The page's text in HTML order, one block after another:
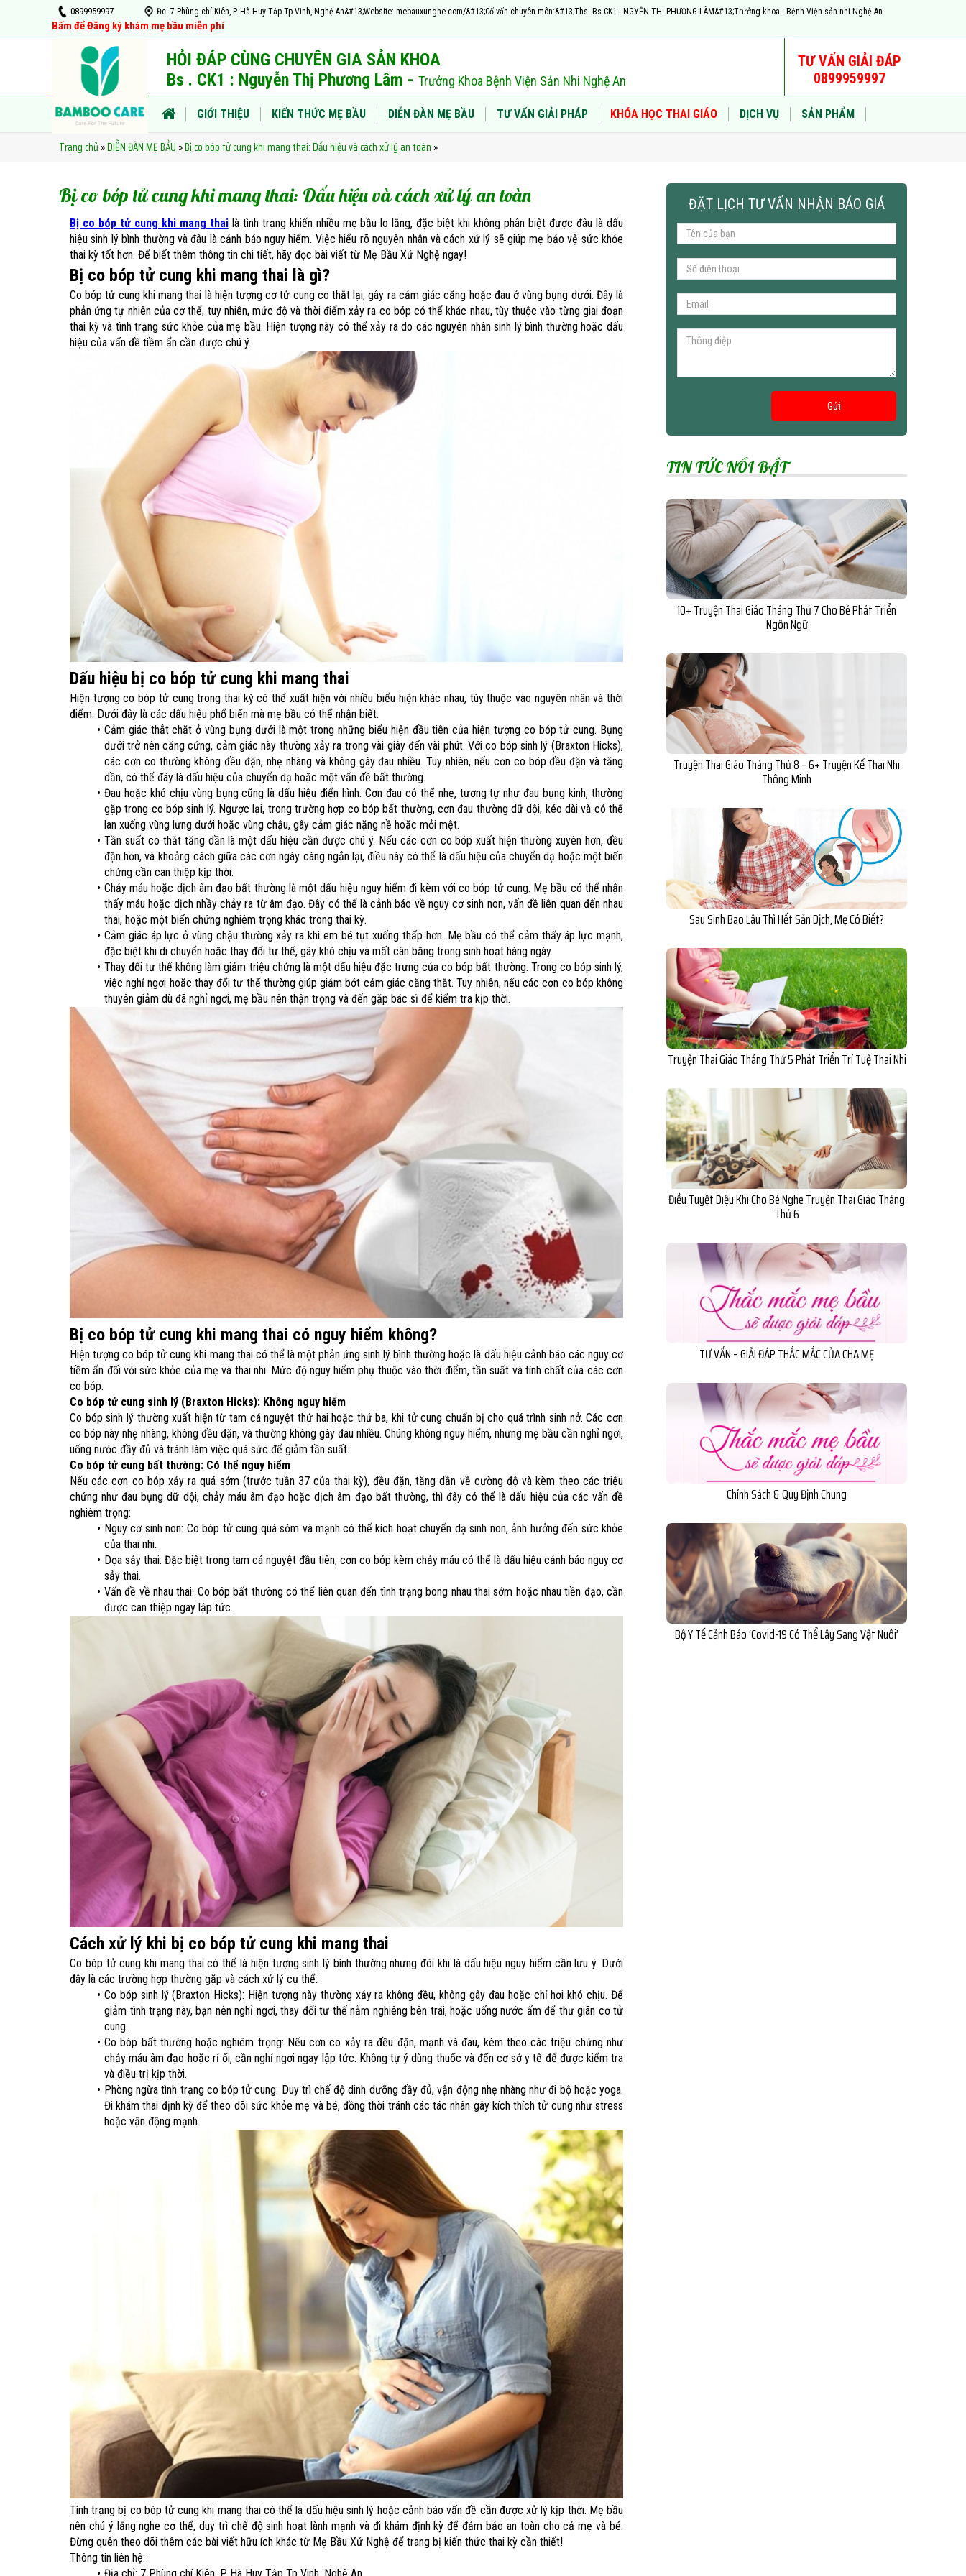
0899959997 Đc: 7 Phùng chí Kiên, P. Hà Huy Tập Tp Vinh, Nghệ An&#13;Website: mebauxunghe.com/&#13;Cố vấn chuyên môn:&#13;Ths. Bs CK1 : NGYỄN THỊ PHƯƠNG LÂM&#13;Trưởng khoa - Bệnh Viện sản nhi Nghệ An
Bấm để Đăng ký khám mẹ bầu miễn phí
HỎI ĐÁP CÙNG CHUYÊN GIA SẢN KHOA
Bs . CK1 : Nguyễn Thị Phương Lâm - Trưởng Khoa Bệnh Viện Sản Nhi Nghệ An
TƯ VẤN GIẢI ĐÁP
0899959997
GIỚI THIỆU KIẾN THỨC MẸ BẦU DIỄN ĐÀN MẸ BẦU TƯ VẤN GIẢI PHÁP KHÓA HỌC THAI GIÁO DỊCH VỤ SẢN PHẨM
Trang chủ »DIỄN ĐÀN MẸ BẦU »Bị co bóp tử cung khi mang thai​: Dấu hiệu và cách xử lý an toàn »
Bị co bóp tử cung khi mang thai​: Dấu hiệu và cách xử lý an toàn
Bị co bóp tử cung khi mang thailà tình trạng khiến nhiều mẹ bầu lo lắng, đặc biệt khi không phân biệt được đâu là dấu
hiệu sinh lý bình thường và đâu là cảnh báo nguy hiểm. Việc hiểu rõ nguyên nhân và cách xử lý sẽ giúp mẹ bảo vệ sức khỏe
thai kỳ tốt hơn. Để biết thêm thông tin chi tiết, hãy đọc bài viết từ Mẹ Bầu Xứ Nghệ ngay!
Bị co bóp tử cung khi mang thai​ là gì?
Co bóp tử cung khi mang thai là hiện tượng cơ tử cung co thắt lại, gây ra cảm giác căng hoặc đau ở vùng bụng dưới. Đây là
phản ứng tự nhiên của cơ thể, tuy nhiên, mức độ và thời điểm xảy ra co bóp có thể khác nhau, tùy thuộc vào từng giai đoạn
thai kỳ và tình trạng sức khỏe của mẹ bầu. Hiện tượng này có thể xảy ra do các nguyên nhân sinh lý bình thường hoặc dấu
hiệu của vấn đề tiềm ẩn cần được chú ý.
Dấu hiệu bị co bóp tử cung khi mang thai​
Hiện tượng co bóp tử cung trong thai kỳ có thể xuất hiện với nhiều biểu hiện khác nhau, tùy thuộc vào nguyên nhân và thời
điểm. Dưới đây là các dấu hiệu phổ biến mà mẹ bầu có thể nhận biết.
Cảm giác thắt chặt ở vùng bụng dưới là một trong những biểu hiện đầu tiên của hiện tượng co bóp tử cung. Bụng
dưới trở nên căng cứng, cảm giác này thường xảy ra trong vài giây đến vài phút. Với co bóp sinh lý (Braxton Hicks),
các cơn co thường không đều đặn, nhẹ nhàng và không gây đau nhiều. Tuy nhiên, nếu cơn co bóp đều đặn và tăng
dần, có thể đây là dấu hiệu của chuyển dạ hoặc một vấn đề bất thường.
Đau hoặc khó chịu vùng bụng cũng là dấu hiệu điển hình. Cơn đau có thể nhẹ, tương tự như đau bụng kinh, thường
gặp trong co bóp sinh lý. Ngược lại, trong trường hợp co bóp bất thường, cơn đau thường dữ dội, kéo dài và có thể
lan xuống vùng lưng dưới hoặc vùng chậu, gây cảm giác nặng nề hoặc mỏi mệt.
Tần suất co thắt tăng dần là một dấu hiệu cần được chú ý. Nếu các cơn co bóp xuất hiện thường xuyên hơn, đều
đặn hơn, và khoảng cách giữa các cơn ngày càng ngắn lại, điều này có thể là dấu hiệu của chuyển dạ hoặc một biến
chứng cần can thiệp kịp thời.
Chảy máu hoặc dịch âm đạo bất thường là một dấu hiệu nguy hiểm đi kèm với co bóp tử cung. Mẹ bầu có thể nhận
thấy máu hoặc dịch nhầy chảy ra từ âm đạo. Đây có thể là cảnh báo về nguy cơ sinh non, vấn đề liên quan đến nhau
thai, hoặc một biến chứng nghiêm trọng khác trong thai kỳ.
Cảm giác áp lực ở vùng chậu thường xảy ra khi em bé tụt xuống thấp hơn. Mẹ bầu có thể cảm thấy áp lực mạnh,
đặc biệt khi di chuyển hoặc thay đổi tư thế, gây khó chịu và mất cân bằng trong sinh hoạt hàng ngày.
Thay đổi tư thế không làm giảm triệu chứng là một dấu hiệu đặc trưng của co bóp bất thường. Trong co bóp sinh lý,
việc nghỉ ngơi hoặc thay đổi tư thế thường giúp giảm bớt cảm giác căng thắt. Tuy nhiên, nếu các cơn co bóp không
thuyên giảm dù đã nghỉ ngơi, mẹ bầu nên thận trọng và đến gặp bác sĩ để kiểm tra kịp thời.
Bị co bóp tử cung khi mang thai​ có nguy hiểm không?
Hiện tượng co bóp tử cung khi mang thai có thể là một phản ứng sinh lý bình thường hoặc là dấu hiệu cảnh báo các nguy cơ
tiềm ẩn đối với sức khỏe của mẹ và thai nhi. Mức độ nguy hiểm phụ thuộc vào thời điểm, tần suất và tính chất của các cơn
co bóp.
Co bóp tử cung sinh lý (Braxton Hicks): Không nguy hiểm
Co bóp sinh lý thường xuất hiện từ tam cá nguyệt thứ hai hoặc thứ ba, khi tử cung chuẩn bị cho quá trình sinh nở. Các cơn
co bóp này nhẹ nhàng, không đều đặn, và thường không gây đau nhiều. Chúng không nguy hiểm, nhưng mẹ bầu cần nghỉ ngơi,
uống nước đầy đủ và tránh làm việc quá sức để giảm tần suất.
Co bóp tử cung bất thường: Có thể nguy hiểm
Nếu các cơn co bóp xảy ra quá sớm (trước tuần 37 của thai kỳ), đều đặn, tăng dần về cường độ và kèm theo các triệu
chứng như đau bụng dữ dội, chảy máu âm đạo hoặc dịch âm đạo bất thường, thì đây có thể là dấu hiệu của các vấn đề
nghiêm trọng:
Nguy cơ sinh non: Co bóp tử cung quá sớm và mạnh có thể kích hoạt chuyển dạ sinh non, ảnh hưởng đến sức khỏe
của thai nhi.
Dọa sảy thai: Đặc biệt trong tam cá nguyệt đầu tiên, cơn co bóp kèm chảy máu có thể là dấu hiệu cảnh báo nguy cơ
sảy thai.
Vấn đề về nhau thai: Co bóp bất thường có thể liên quan đến tình trạng bong nhau thai sớm hoặc nhau tiền đạo, cần
được can thiệp ngay lập tức.
Cách xử lý khi bị co bóp tử cung khi mang thai​
Co bóp tử cung khi mang thai có thể là hiện tượng sinh lý bình thường nhưng đôi khi là dấu hiệu nguy hiểm cần lưu ý. Dưới
đây là các trường hợp thường gặp và cách xử lý cụ thể:
Co bóp sinh lý (Braxton Hicks): Hiện tượng này thường xảy ra không đều, không gây đau hoặc chỉ hơi khó chịu. Để
giảm tình trạng này, bạn nên nghỉ ngơi, thay đổi tư thế nằm nghiêng bên trái, hoặc uống nước ấm để thư giãn cơ tử
cung.
Co bóp bất thường hoặc nghiêm trọng: Nếu cơn co xảy ra đều đặn, mạnh và đau, kèm theo các triệu chứng như
chảy máu âm đạo hoặc rỉ ối, cần nghỉ ngơi ngay lập tức. Không tự ý dùng thuốc và đến cơ sở y tế để được kiểm tra
và điều trị kịp thời.
Phòng ngừa tình trạng co bóp tử cung: Duy trì chế độ dinh dưỡng đầy đủ, vận động nhẹ nhàng như đi bộ hoặc yoga.
Đi khám thai định kỳ để theo dõi sức khỏe mẹ và bé, đồng thời tránh các tác nhân gây kích thích tử cung như stress
hoặc vận động mạnh.
Tình trạng bị co bóp tử cung khi mang thai có thể là dấu hiệu sinh lý hoặc cảnh báo vấn đề cần được xử lý kịp thời. Mẹ bầu
nên chú ý lắng nghe cơ thể, duy trì chế độ sinh hoạt lành mạnh và đi khám định kỳ để đảm bảo an toàn cho cả mẹ và bé.
Đừng quên theo dõi thêm các bài viết hữu ích khác từ Mẹ Bầu Xứ Nghệ để trang bị kiến thức thai kỳ cần thiết!
Thông tin liên hệ:
ĐẶT LỊCH TƯ VẤN NHẬN BÁO GIÁ
Gửi
TIN TỨC NỔI BẬT
10+ Truyện Thai Giáo Tháng Thứ 7 Cho Bé Phát Triển
Ngôn Ngữ
Truyện Thai Giáo Tháng Thứ 8 – 6+ Truyện Kể Thai Nhi
Thông Minh
Sau Sinh Bao Lâu Thì Hết Sản Dịch, Mẹ Có Biết?
Truyện Thai Giáo Tháng Thứ 5 Phát Triển Trí Tuệ Thai Nhi
Điều Tuyệt Diệu Khi Cho Bé Nghe Truyện Thai Giáo Tháng
Thứ 6
TƯ VẤN – GIẢI ĐÁP THẮC MẮC CỦA CHA MẸ
Chính Sách & Quy Định Chung
Bộ Y Tế Cảnh Báo ‘Covid-19 Có Thể Lây Sang Vật Nuôi’